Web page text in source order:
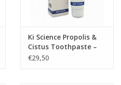
Ki Science Propolis &
Cistus Toothpaste –
Mint Flavour, 75ml
€29,50